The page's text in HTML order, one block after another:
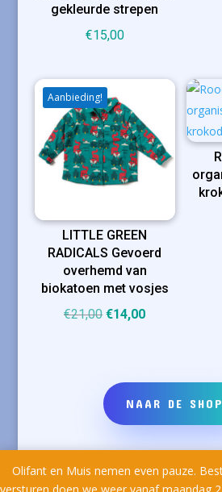
Olifant en Muis nemen even pauze.
gekleurde strepen
€15,00
Aanbieding!
LITTLE GREEN
RADICALS Gevoerd
overhemd van
biokatoen met vosjes
€21,00 Oorspronkelijke
€14,00Huidige
NAAR DE SHOP